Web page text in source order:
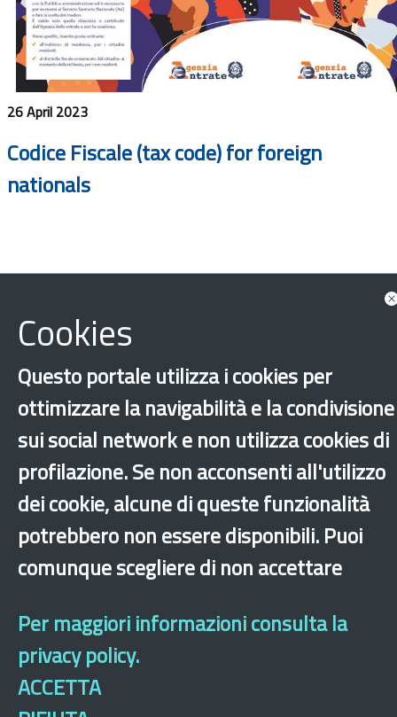
26 April 2023
Codice Fiscale (tax code) for foreign
nationals
Cookies
Questo portale utilizza i cookies per
ottimizzare la navigabilità e la condivisione
sui social network e non utilizza cookies di
profilazione. Se non acconsenti all'utilizzo
dei cookie, alcune di queste funzionalità
potrebbero non essere disponibili. Puoi
comunque scegliere di non accettare
Per maggiori informazioni consulta la
privacy policy.
ACCETTA
Dichiarazione di accessibilità Site map Legal & Privacy Contacts